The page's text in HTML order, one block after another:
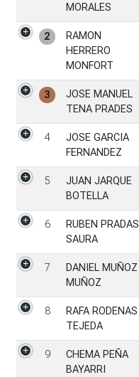
MORALES
2
RAMON
HERRERO
MONFORT
3
JOSE MANUEL
TENA PRADES
4
JOSE GARCIA
FERNANDEZ
5
JUAN JARQUE
BOTELLA
6
RUBEN PRADAS
SAURA
7
DANIEL MUÑOZ
MUÑOZ
8
RAFA RODENAS
TEJEDA
9
CHEMA PEÑA
BAYARRI